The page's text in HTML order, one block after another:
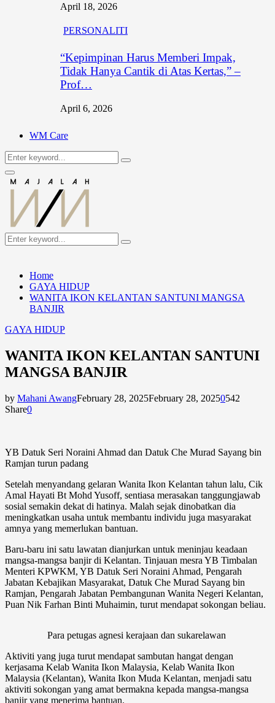
April 18, 2026
PERSONALITI
“Kepimpinan Harus Memberi Impak,
Tidak Hanya Cantik di Atas Kertas,” –
Prof…
April 6, 2026
WM Care
Search
for:
Search
Primary
Menu
Search
for:
Search
Home
GAYA HIDUP
WANITA IKON KELANTAN SANTUNI MANGSA
BANJIR
GAYA HIDUP
WANITA IKON KELANTAN SANTUNI
MANGSA BANJIR
by Mahani AwangFebruary 28, 2025February 28, 20250542
Share0
YB Datuk Seri Noraini Ahmad dan Datuk Che Murad Sayang bin
Ramjan turun padang
Setelah menyandang gelaran Wanita Ikon Kelantan tahun lalu, Cik
Amal Hayati Bt Mohd Yusoff, sentiasa merasakan tanggungjawab
sosial semakin dekat di hatinya. Malah sejak dinobatkan dia
meningkatkan usaha untuk membantu individu juga masyarakat
amnya yang memerlukan bantuan.
Baru-baru ini satu lawatan dianjurkan untuk meninjau keadaan
mangsa-mangsa banjir di Kelantan. Tinjauan mesra YB Timbalan
Menteri KPWKM, YB Datuk Seri Noraini Ahmad, Pengarah
Jabatan Kebajikan Masyarakat, Datuk Che Murad Sayang bin
Ramjan, Pengarah Jabatan Pembangunan Wanita Negeri Kelantan,
Puan Nik Farhan Binti Muhaimin, turut mendapat sokongan beliau.
Para petugas agnesi kerajaan dan sukarelawan
Aktiviti yang juga turut mendapat sambutan hangat dengan
kerjasama Kelab Wanita Ikon Malaysia, Kelab Wanita Ikon
Malaysia (Kelantan), Wanita Ikon Muda Kelantan, menjadi satu
aktiviti sokongan yang amat bermakna kepada mangsa-mangsa
banjir yang menerima bantuan.